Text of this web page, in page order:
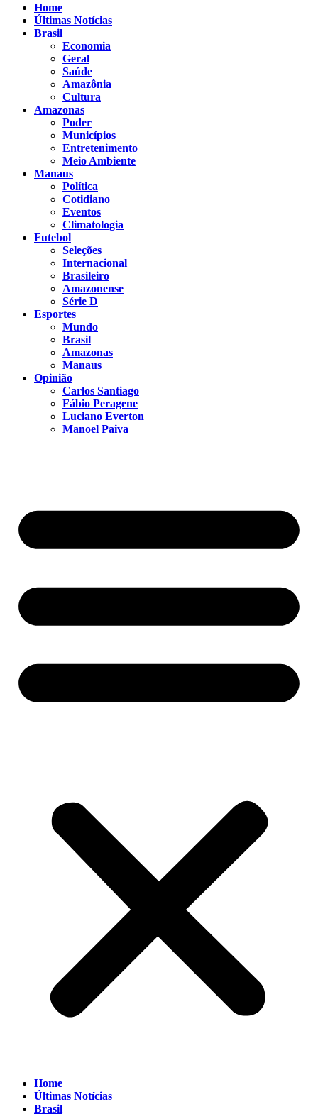
Home
Últimas Notícias
Brasil
Economia
Geral
Saúde
Amazônia
Cultura
Amazonas
Poder
Municípios
Entretenimento
Meio Ambiente
Manaus
Política
Cotidiano
Eventos
Climatologia
Futebol
Seleções
Internacional
Brasileiro
Amazonense
Série D
Esportes
Mundo
Brasil
Amazonas
Manaus
Opinião
Carlos Santiago
Fábio Peragene
Luciano Everton
Manoel Paiva
Home
Últimas Notícias
Brasil